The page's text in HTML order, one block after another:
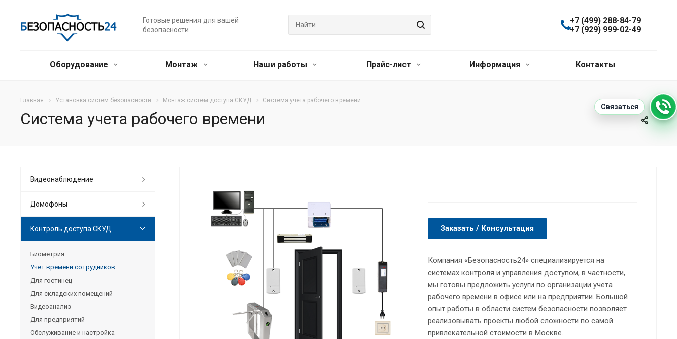
Готовые решения для вашей
безопасности
+7 (499) 288-84-79
+7 (929) 999-02-49
Оборудование Монтаж Наши работы Прайс-лист Информация Контакты
Главная Установка систем безопасности Монтаж систем доступа СКУД Система учета рабочего времени
Система учета рабочего времени
Заказать / Консультация
Компания «Безопасность24» специализируется на
системах контроля и управления доступом, в частности,
мы готовы предложить услуги по организации учета
рабочего времени в офисе или на предприятии. Большой
опыт работы в области систем безопасности позволяет
реализовывать проекты любой сложности по самой
привлекательной стоимости в Москве.
Видеонаблюдение
Домофоны
Контроль доступа СКУД
Биометрия
Учет времени сотрудников
Для гостинец
Для складских помещений
Видеоанализ
Для предприятий
Обслуживание и настройка